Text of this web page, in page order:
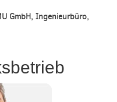
GmbH, Ingenieurbüro,